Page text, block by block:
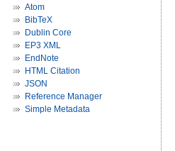
Atom
BibTeX
Dublin Core
EP3 XML
EndNote
HTML Citation
JSON
Reference Manager
Simple Metadata